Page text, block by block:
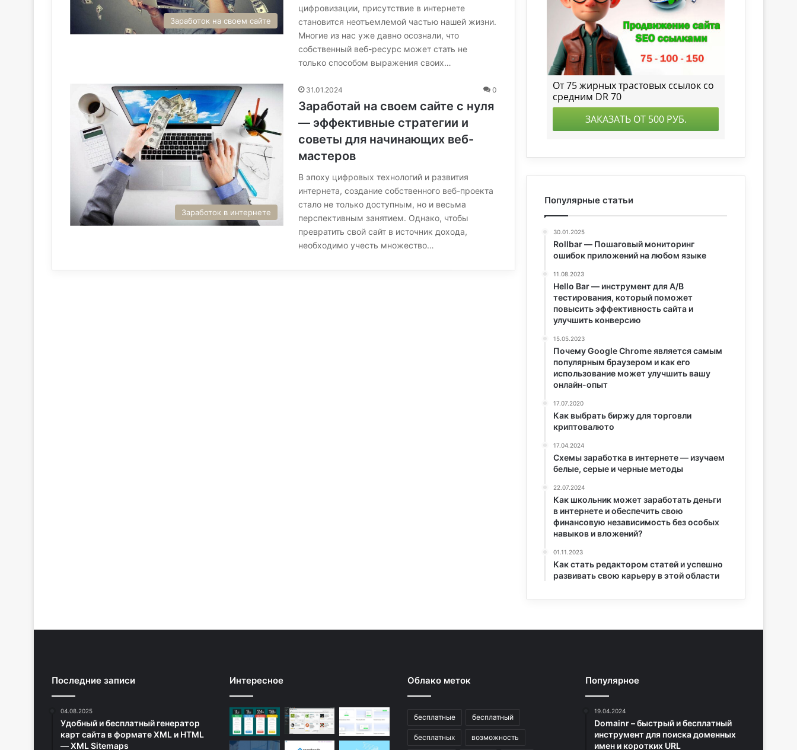
Заработок на своем сайте
цифровизации, присутствие в интернете
становится неотъемлемой частью нашей жизни.
Многие из нас уже давно осознали, что
собственный веб-ресурс может стать не
только способом выражения своих…
Заработок в интернете
31.01.2024 0
Заработай на своем сайте с нуля
— эффективные стратегии и
советы для начинающих веб-
мастеров
В эпоху цифровых технологий и развития
интернета, создание собственного веб-проекта
стало не только доступным, но и весьма
перспективным занятием. Однако, чтобы
превратить свой сайт в источник дохода,
необходимо учесть множество…
Популярные статьи
30.01.2025
Rollbar — Пошаговый мониторинг
ошибок приложений на любом языке
11.08.2023
Hello Bar — инструмент для A/B
тестирования, который поможет
повысить эффективность сайта и
улучшить конверсию
15.05.2023
Почему Google Chrome является самым
популярным браузером и как его
использование может улучшить вашу
онлайн-опыт
17.07.2020
Как выбрать биржу для торговли
криптовалюто
17.04.2024
Схемы заработка в интернете — изучаем
белые, серые и черные методы
22.07.2024
Как школьник может заработать деньги
в интернете и обеспечить свою
финансовую независимость без особых
навыков и вложений?
01.11.2023
Как стать редактором статей и успешно
развивать свою карьеру в этой области
Последние записи
04.08.2025
Удобный и бесплатный генератор
карт сайта в формате XML и HTML
— XML Sitemaps
Интересное Облако меток
бесплатные бесплатный
бесплатных возможность
Популярное
19.04.2024
Domainr – быстрый и бесплатный
инструмент для поиска доменных
имен и коротких URL